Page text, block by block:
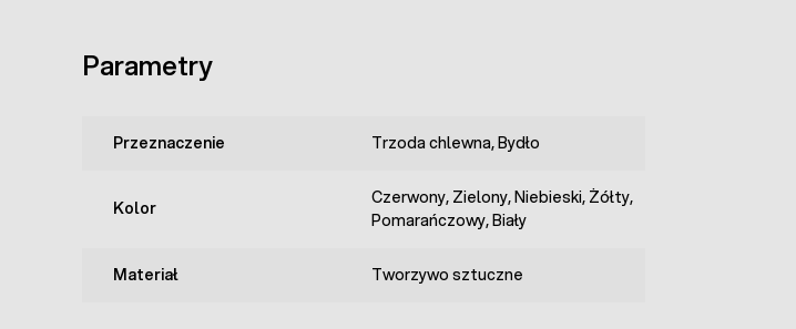
Parametry
Przeznaczenie Trzoda chlewna, Bydło
Kolor
Czerwony, Zielony, Niebieski, Żółty,
Pomarańczowy, Biały
Materiał Tworzywo sztuczne